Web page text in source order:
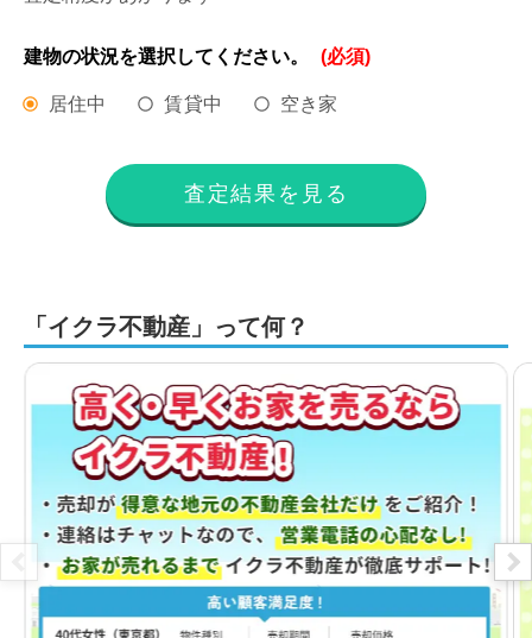
建物の状況を選択してください。 (必須)
居住中 賃貸中 空き家
査定結果を見る
「イクラ不動産」って何？